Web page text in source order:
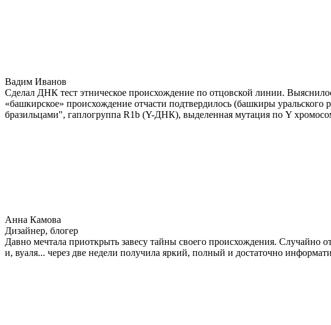
Вадим Иванов
Сделал ДНК тест этническое происхождение по отцовской линии.
«башкирское» происхождение отчасти подтвердилось (башкиры
бразильцами", гаплогруппа R1b (Y-ДНК), выделенная мутация по Y
Анна Камова
Дизайнер, блогер
Давно мечтала приоткрыть завесу тайны своего происхождения. Случайно
и, вуаля... через две недели получила яркий, полный и достаточно